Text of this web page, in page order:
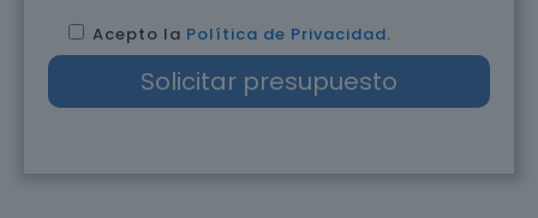
Acepto la Política de Privacidad.